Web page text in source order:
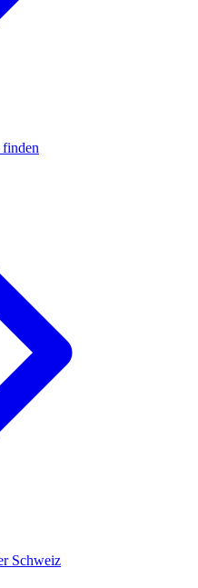
finden
Schweiz